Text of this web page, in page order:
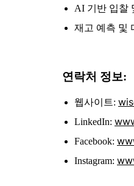
AI 기반 입찰
재고 예측 및
연락처 정보:
웹사이트:
LinkedIn:
Facebook:
Instagram: